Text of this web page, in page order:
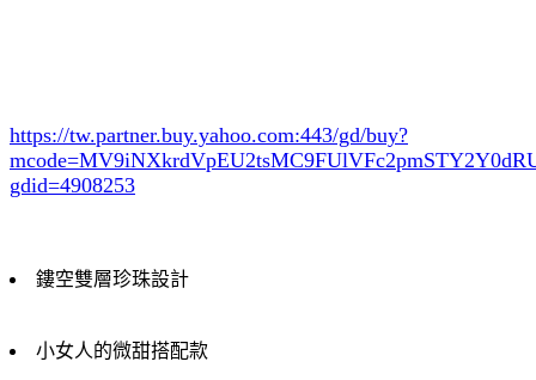
https://tw.partner.buy.yahoo.com:443/gd/buy?
gdid=4908253
鏤空雙層珍珠設計
小女人的微甜搭配款